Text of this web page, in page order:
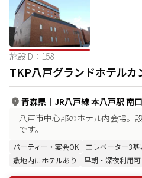
施設ID： 158
TKP八戸グランドホテルカ
青森県 ｜ JR八戸線 本八戸駅 南
八戸市中心部のホテル内会場。
です。
パーティー・宴会OK エレベーター3基
敷地内にホテルあり
早朝・深夜利用可